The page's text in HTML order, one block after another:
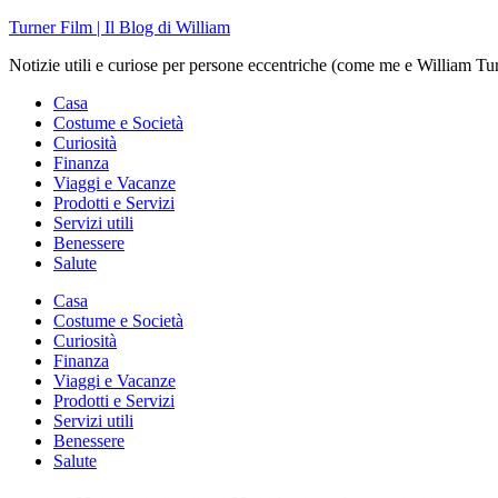
Skip
content
Turner Film | Il Blog di William
Notizie utili e curiose per persone eccentriche (come me e William
Casa
Costume e Società
Curiosità
Finanza
Viaggi e Vacanze
Prodotti e Servizi
Servizi utili
Benessere
Salute
Casa
Costume e Società
Curiosità
Finanza
Viaggi e Vacanze
Prodotti e Servizi
Servizi utili
Benessere
Salute